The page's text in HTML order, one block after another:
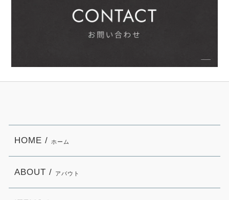
HOME / ホーム
ABOUT / アバウト